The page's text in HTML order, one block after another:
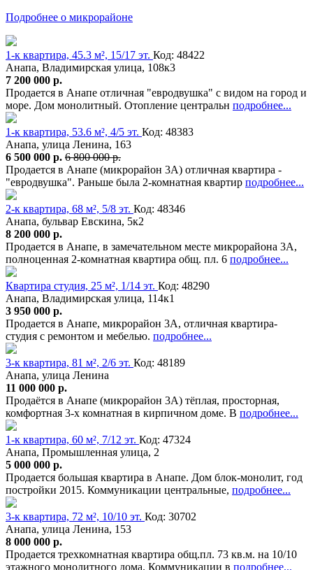
Подробнее о микрорайоне
1-к квартира, 45.3 м², 15/17 эт. Код: 48422
Анапа, Владимирская улица, 108к3
7 200 000 р.
Продается в Анапе отличная "евродвушка" с видом на город и
море. Дом монолитный. Отопление центральн подробнее...
1-к квартира, 53.6 м², 4/5 эт. Код: 48383
Анапа, улица Ленина, 163
6 500 000 р. 6 800 000 р.
Продается в Анапе (микрорайон 3А) отличная квартира -
"евродвушка". Раньше была 2-комнатная квартир подробнее...
2-к квартира, 68 м², 5/8 эт. Код: 48346
Анапа, бульвар Евскина, 5к2
8 200 000 р.
Продается в Анапе, в замечательном месте микрорайона 3А,
полноценная 2-комнатная квартира общ. пл. 6 подробнее...
Квартира студия, 25 м², 1/14 эт. Код: 48290
Анапа, Владимирская улица, 114к1
3 950 000 р.
Продается в Анапе, микрорайон 3А, отличная квартира-
студия с ремонтом и мебелью. подробнее...
3-к квартира, 81 м², 2/6 эт. Код: 48189
Анапа, улица Ленина
11 000 000 р.
Продаётся в Анапе (микрорайон 3А) тёплая, просторная,
комфортная 3-х комнатная в кирпичном доме. В подробнее...
1-к квартира, 60 м², 7/12 эт. Код: 47324
Анапа, Промышленная улица, 2
5 000 000 р.
Продается большая квартира в Анапе. Дом блок-монолит, год
постройки 2015. Коммуникации центральные, подробнее...
3-к квартира, 72 м², 10/10 эт. Код: 30702
Анапа, улица Ленина, 153
8 000 000 р.
Продается трехкомнатная квартира общ.пл. 73 кв.м. на 10/10
этажного монолитного дома. Коммуникации в подробнее...